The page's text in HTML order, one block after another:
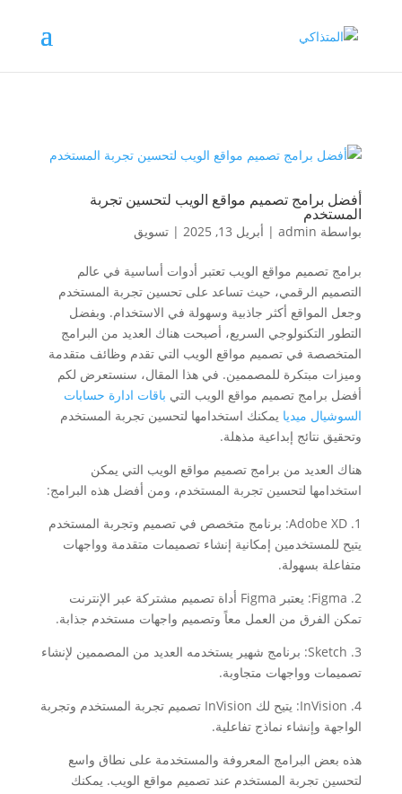
أفضل برامج تصميم مواقع الويب لتحسين تجربة
المستخدم
بواسطة admin
| أبريل 13, 2025 | تسويق
برامج تصميم مواقع الويب تعتبر أدوات أساسية في عالم
التصميم الرقمي، حيث تساعد على تحسين تجربة المستخدم
وجعل المواقع أكثر جاذبية وسهولة في الاستخدام. وبفضل
التطور التكنولوجي السريع، أصبحت هناك العديد من البرامج
المتخصصة في تصميم مواقع الويب التي تقدم وظائف متقدمة
وميزات مبتكرة للمصممين. في هذا المقال، سنستعرض لكم
أفضل برامج تصميم مواقع الويب التي باقات ادارة حسابات
السوشيال ميديا يمكنك استخدامها لتحسين تجربة المستخدم
وتحقيق نتائج إبداعية مذهلة.
هناك العديد من برامج تصميم مواقع الويب التي يمكن
استخدامها لتحسين تجربة المستخدم، ومن أفضل هذه البرامج:
1. Adobe XD: برنامج متخصص في تصميم وتجربة المستخدم
يتيح للمستخدمين إمكانية إنشاء تصميمات متقدمة وواجهات
متفاعلة بسهولة.
2. Figma: يعتبر Figma أداة تصميم مشتركة عبر الإنترنت
تمكن الفرق من العمل معاً وتصميم واجهات مستخدم جذابة.
3. Sketch: برنامج شهير يستخدمه العديد من المصممين لإنشاء
تصميمات وواجهات متجاوبة.
4. InVision: يتيح لك InVision تصميم تجربة المستخدم وتجربة
الواجهة وإنشاء نماذج تفاعلية.
هذه بعض البرامج المعروفة والمستخدمة على نطاق واسع
لتحسين تجربة المستخدم عند تصميم مواقع الويب. يمكنك